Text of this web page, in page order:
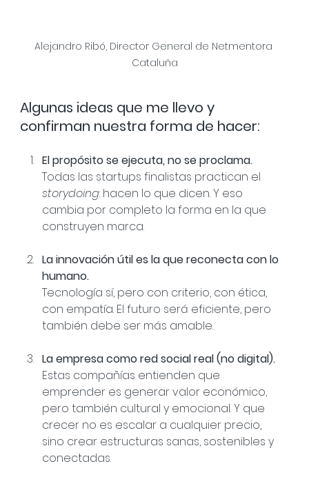
Alejandro Ribó, Director General de Netmentora
Cataluña
Algunas ideas que me llevo y
confirman nuestra forma de hacer:
El propósito se ejecuta, no se proclama.
Todas las startups finalistas practican el
storydoing: hacen lo que dicen. Y eso
cambia por completo la forma en la que
construyen marca.
La innovación útil es la que reconecta con lo
humano.
Tecnología sí, pero con criterio, con ética,
con empatía. El futuro será eficiente, pero
también debe ser más amable.
La empresa como red social real (no digital).
Estas compañías entienden que
emprender es generar valor económico,
pero también cultural y emocional. Y que
crecer no es escalar a cualquier precio,
sino crear estructuras sanas, sostenibles y
conectadas.